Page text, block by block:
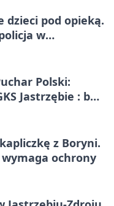
dzieci pod opieką.
w
Polski:
Jastrzębie : bez
z Boryni.
ochrony